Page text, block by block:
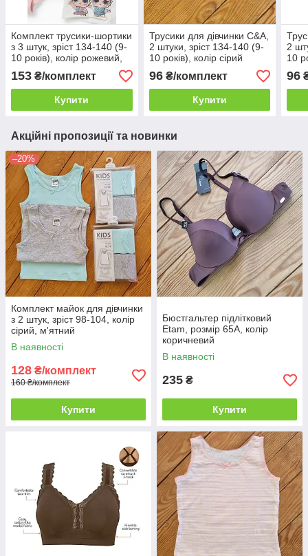
Комплект трусики-шортики
з 3 штук, зріст 134-140 (9-
10 років), колір рожевий,
м'ятний, білий
153 ₴/комплект
Купити
Трусики для дівчинки C&A,
2 штуки, зріст 134-140 (9-
10 років), колір сірий
96₴/комплект
Купити
2
10
96
Акційні пропозиції та новинки
–20%
Комплект майок для дівчинки
з 2 штук, зріст 98-104, колір
сірий, м'ятний
В наявності
128 ₴/комплект
160 ₴/комплект
Купити
Бюстгальтер підлітковий
Etam, розмір 65A, колір
коричневий
В наявності
235 ₴
Купити